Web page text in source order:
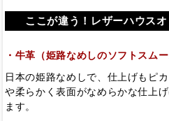
ここが違う！レザーハウス
・牛革（姫路なめしのソフトスムー
日本の姫路なめしで、仕上げもピ
や柔らかく表面がなめらかな仕上
ます。